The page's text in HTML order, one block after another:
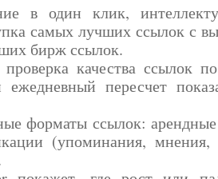
в один клик,
самых лучших ссылок с
бирж ссылок.
качества ссылок
ежедневный пересчет
форматы ссылок:
(упоминания, мнения,